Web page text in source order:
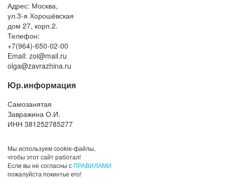
Адрес: Москва,
ул.3-я Хорошёвская
дом 27, корп.2.
Телефон:
+7(964)-650-02-00
Email:
Юр.информация
Самозанятая
Завражина О.И.
ИНН 381252785277
Мы используем cookie-файлы,
чтобы этот сайт работал!
Если вы не согласны с ПРАВИЛАМИ
пожалуйста покинтье его!